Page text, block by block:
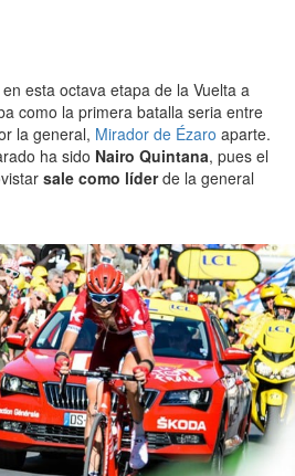
en esta octava etapa de la Vuelta a
como la primera batalla seria entre
la general, Mirador de Ézaro aparte.
ha sido Nairo Quintana, pues el
sale como líderde la general